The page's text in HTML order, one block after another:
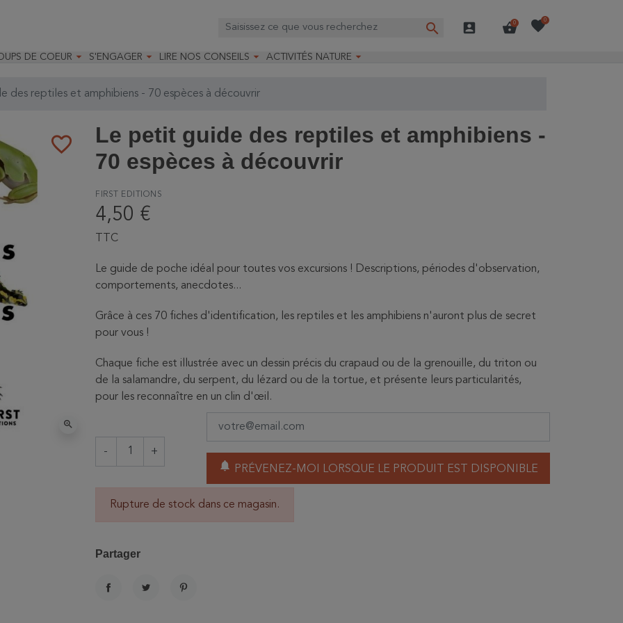
search account_box shopping_basket
0 favorite0
DE COEUR  S'ENGAGER 
Faire un legs
LIRE NOS CONSEILS 
Installer un abreuvoir
ACTIVITÉS NATURE 
des reptiles et amphibiens - 70 espèces à découvrir
favorite_border
zoom_in
Le petit guide des reptiles et amphibiens -
70 espèces à découvrir
FIRST EDITIONS
4,50 €
TTC
Le guide de poche idéal pour toutes vos excursions ! Descriptions, périodes d'observation,
comportements, anecdotes...
Grâce à ces 70 fiches d'identification, les reptiles et les amphibiens n'auront plus de secret
pour vous !
Chaque fiche est illustrée avec un dessin précis du crapaud ou de la grenouille, du triton ou
de la salamandre, du serpent, du lézard ou de la tortue, et présente leurs particularités,
pour les reconnaître en un clin d'œil.
- +
notifications PRÉVENEZ-MOI LORSQUE LE PRODUIT EST DISPONIBLE
Rupture de stock dans ce magasin.
Partager